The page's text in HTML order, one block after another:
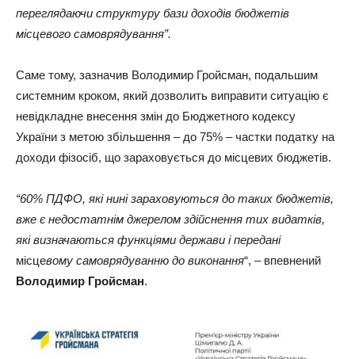
переглядаючи структуру бази доходів бюджетів
місцевого самоврядування”.
Саме тому, зазначив Володимир Гройсман, подальшим
системним кроком, який дозволить виправити ситуацію є
невідкладне внесення змін до Бюджетного кодексу
України з метою збільшення – до 75% – частки податку на
доходи фізосіб, що зараховується до місцевих бюджетів.
“60% ПДФО, які нині зараховуються до таких бюджетів,
вже є недостатнім джерелом здійснення тих видатків,
які визначаються функціями держави і передані
місцевому самоврядуванню до виконання“, – впевнений
Володимир Гройсман.